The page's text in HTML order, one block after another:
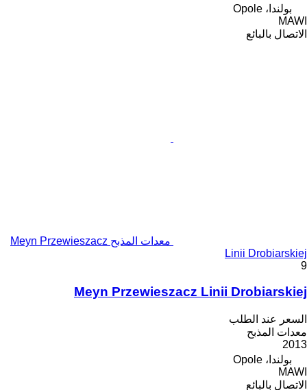
بولندا، Opole
MAWI
الاتصال بالبائع
معدات المذبح Meyn Przewieszacz
Linii Drobiarskiej
9
Meyn Przewieszacz Linii Drobiarskiej
السعر عند الطلب
معدات المذبح
2013
بولندا، Opole
MAWI
الاتصال بالبائع